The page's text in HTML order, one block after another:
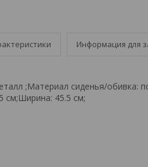
Информация для
;Материал сиденья/обивка:
см;Ширина: 45.5 см;